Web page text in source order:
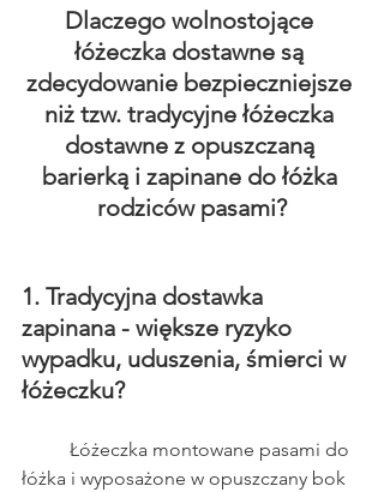
Dlaczego wolnostojące
łóżeczka dostawne są
zdecydowanie bezpieczniejsze
niż tzw. tradycyjne łóżeczka
dostawne z opuszczaną
barierką i zapinane do łóżka
rodziców pasami?
1. Tradycyjna dostawka
zapinana - większe ryzyko
wypadku, uduszenia, śmierci w
łóżeczku?
łóżka i wyposażone w opuszczany bok